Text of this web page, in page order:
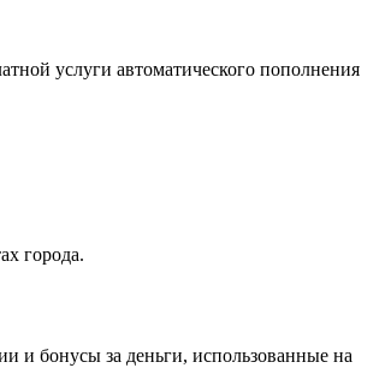
услуги автоматического пополнения
города.
и бонусы за деньги, использованные на